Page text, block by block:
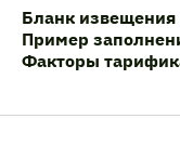
Бланк
Пример
Факторы